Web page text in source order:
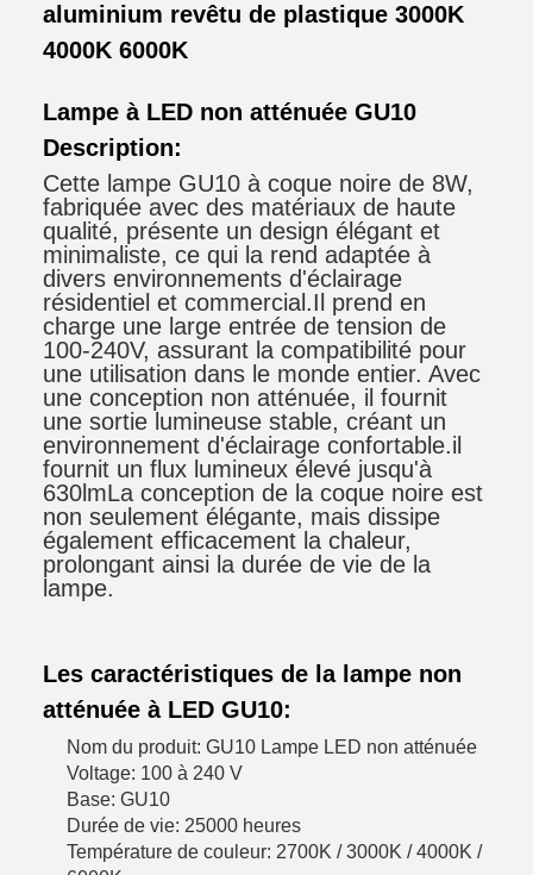
aluminium revêtu de plastique 3000K
4000K 6000K
Lampe à LED non atténuée GU10
Description:
Cette lampe GU10 à coque noire de 8W,
fabriquée avec des matériaux de haute
qualité, présente un design élégant et
minimaliste, ce qui la rend adaptée à
divers environnements d'éclairage
résidentiel et commercial.Il prend en
charge une large entrée de tension de
100-240V, assurant la compatibilité pour
une utilisation dans le monde entier. Avec
une conception non atténuée, il fournit
une sortie lumineuse stable, créant un
environnement d'éclairage confortable.il
fournit un flux lumineux élevé jusqu'à
630lmLa conception de la coque noire est
non seulement élégante, mais dissipe
également efficacement la chaleur,
prolongant ainsi la durée de vie de la
lampe.
Les caractéristiques de la lampe non
atténuée à LED GU10:
Nom du produit: GU10 Lampe LED non atténuée
Voltage: 100 à 240 V
Base: GU10
Durée de vie: 25000 heures
Température de couleur: 2700K / 3000K / 4000K /